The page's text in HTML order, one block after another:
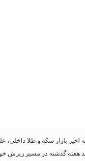
بازار سکه و طلا داخلی،
گذشته در مسیر ریزش